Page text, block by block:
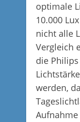
optimale
10.000
nicht alle
Vergleich
die
werden,